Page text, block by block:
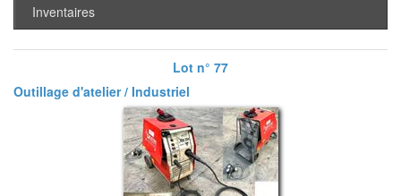
Inventaires
Lot n° 77
Outillage d'atelier / Industriel